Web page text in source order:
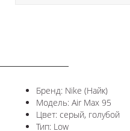
Бренд: Nike (Найк)
Модель: Air Max 95
Цвет: серый, голубой
Тип: Low